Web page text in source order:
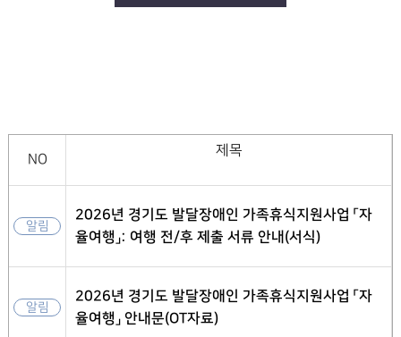
NO
제목
알림
2026년 경기도 발달장애인 가족휴식지원사업 「자
율여행」: 여행 전/후 제출 서류 안내(서식)
알림
2026년 경기도 발달장애인 가족휴식지원사업 「자
율여행」 안내문(OT자료)